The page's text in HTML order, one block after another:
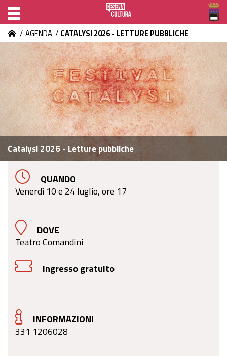
/ AGENDA / CATALYSI 2026 - LETTURE PUBBLICHE
Catalysi 2026 - Letture pubbliche
QUANDO
Venerdì 10 e 24 luglio, ore 17
DOVE
Teatro Comandini
Ingresso gratuito
INFORMAZIONI
331 1206028